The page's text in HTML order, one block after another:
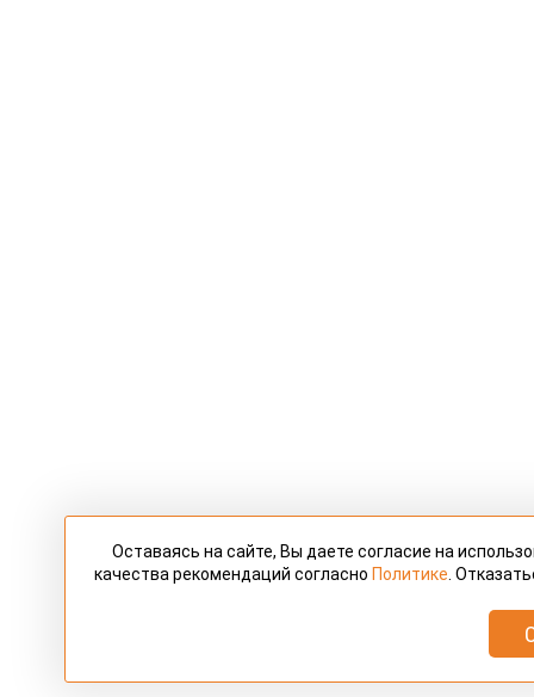
Оставаясь на сайте, Вы даете согласие на
качества рекомендаций согласно Политике .